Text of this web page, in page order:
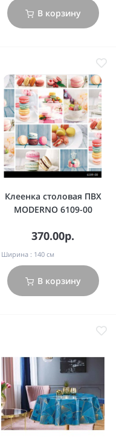
В корзину
Клеенка столовая ПВХ
MODERNO 6109-00
370.00р.
Ширина : 140 см
В корзину